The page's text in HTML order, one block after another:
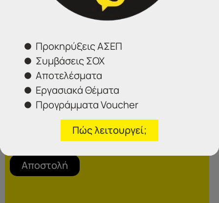
Επιλέξτε το γραφείο που σας ενδιαφέρει
Αποστολή
Προκηρύξεις ΑΣΕΠ
Συμβάσεις ΣΟΧ
Αποτελέσματα
Εργασιακά Θέματα
Προγράμματα Voucher
Πώς λειτουργεί;